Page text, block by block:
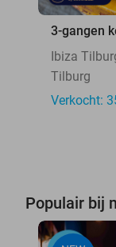
3-gangen
Ibiza
Tilburg
Verkocht:
Populair bij